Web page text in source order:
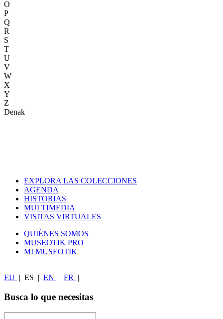
O
P
Q
R
S
T
U
V
W
X
Y
Z
Denak
EXPLORA LAS COLECCIONES
AGENDA
HISTORIAS
MULTIMEDIA
VISITAS VIRTUALES
QUIÉNES SOMOS
MUSEOTIK PRO
MI MUSEOTIK
EU ES EN FR
Busca lo que necesitas